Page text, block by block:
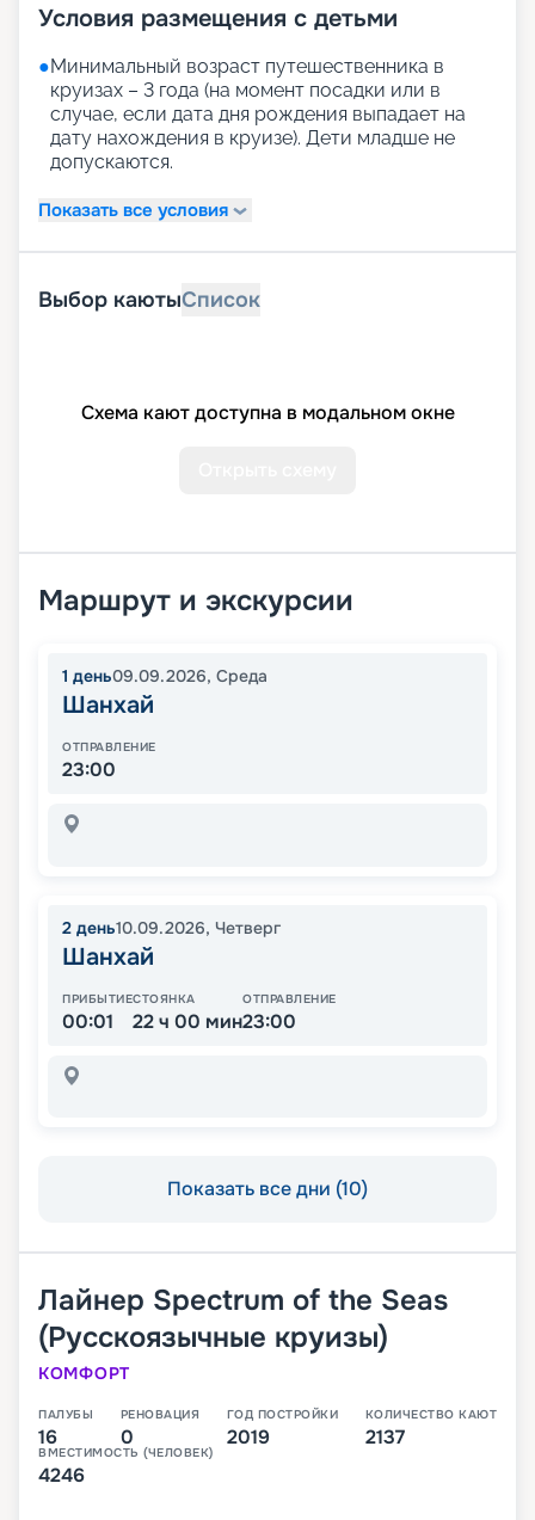
Условия размещения с детьми
●Минимальный возраст путешественника в
круизах – 3 года (на момент посадки или в
случае, если дата дня рождения выпадает на
дату нахождения в круизе). Дети младше не
допускаются.
Показать все условия
Выбор каютыСписок
Схема кают доступна в модальном окне
Маршрут и экскурсии
1 день09.09.2026, Среда
Шанхай
ОТПРАВЛЕНИЕ
23:00
2 день10.09.2026, Четверг
Шанхай
ПРИБЫТИЕ
00:01
СТОЯНКА
22 ч 00 мин
ОТПРАВЛЕНИЕ
23:00
Показать все дни (10)
Лайнер Spectrum of the Seas
(Русскоязычные круизы)
КОМФОРТ
ПАЛУБЫ
16
РЕНОВАЦИЯ
0
ГОД ПОСТРОЙКИ
2019
КОЛИЧЕСТВО КАЮТ
2137
ВМЕСТИМОСТЬ (ЧЕЛОВЕК)
4246